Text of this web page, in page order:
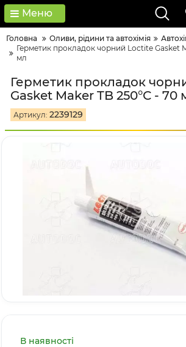
Меню
Головна Оливи, рідини та автохімія
Герметик прокладок чорний Loctite Gasket
мл
Герметик прокладок
Gasket Maker TB 250°С - 70
Артикул: 2239129
В наявності